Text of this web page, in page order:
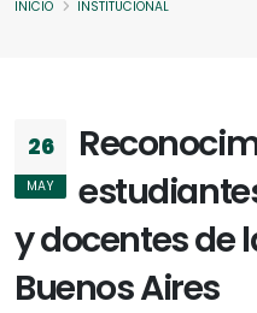
INICIO INSTITUCIONAL
26
MAY
y docentes de
Buenos Aires